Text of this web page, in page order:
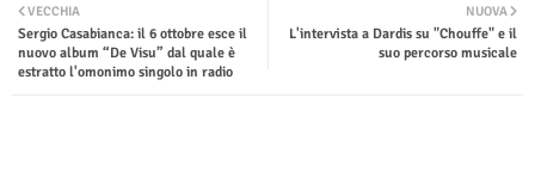
ter tsap
NUOVA
L'intervista a Dardis su "Chouffe" e il
suo percorso musicale
VECCHIA
Sergio Casabianca: il 6 ottobre esce il
nuovo album “De Visu” dal quale è
estratto l'omonimo singolo in radio